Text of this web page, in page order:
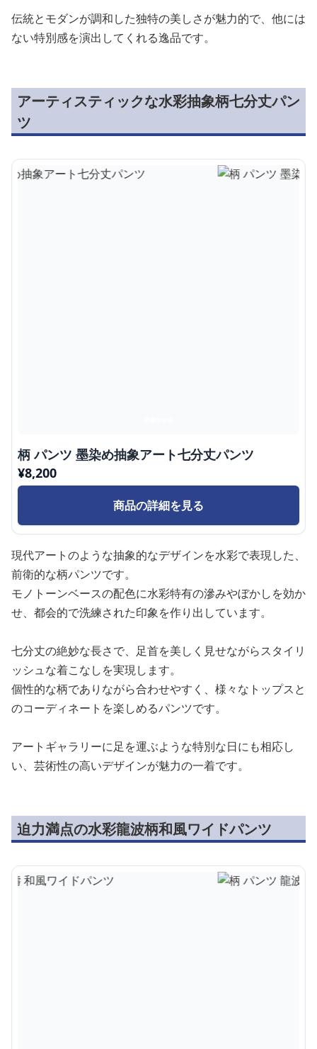
伝統とモダンが調和した独特の美しさが魅力的で、他には
ない特別感を演出してくれる逸品です。
アーティスティックな水彩抽象柄七分丈パン
ツ
柄 パンツ 墨染め抽象アート七分丈パンツ
¥8,200
商品の詳細を見る
現代アートのような抽象的なデザインを水彩で表現した、
前衛的な柄パンツです。
モノトーンベースの配色に水彩特有の滲みやぼかしを効か
せ、都会的で洗練された印象を作り出しています。
七分丈の絶妙な長さで、足首を美しく見せながらスタイリ
ッシュな着こなしを実現します。
個性的な柄でありながら合わせやすく、様々なトップスと
のコーディネートを楽しめるパンツです。
アートギャラリーに足を運ぶような特別な日にも相応し
い、芸術性の高いデザインが魅力の一着です。
迫力満点の水彩龍波柄和風ワイドパンツ